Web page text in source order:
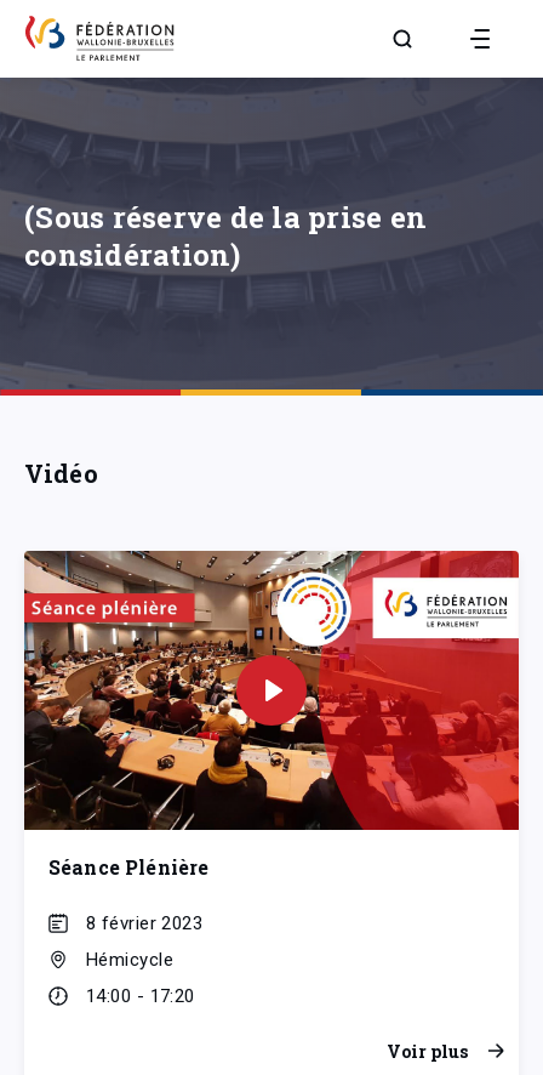
Aller à la page
(Sous réserve de la prise en
considération)
Vidéo
Séance Plénière
8 février 2023
Hémicycle
14:00 - 17:20
Voir plus